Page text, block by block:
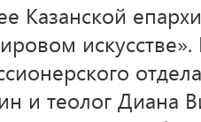
Казанской
и теолог Диана